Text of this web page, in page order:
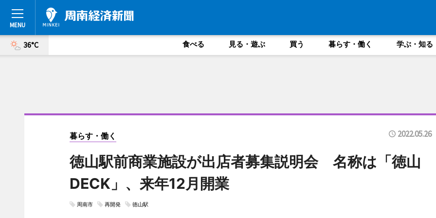
36°C 食べる 見る・遊ぶ 買う 暮らす・働く 学ぶ・知る
暮らす・働く 2022.05.26
徳山駅前商業施設が出店者募集説明会 名称は「徳山
DECK」、来年12月開業
周南市 再開発 徳山駅